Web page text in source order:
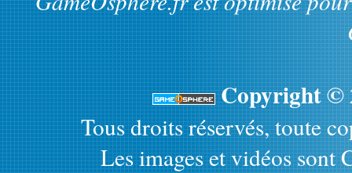
Copyright ©
Tous droits réservés, toute
Les images et vidéos